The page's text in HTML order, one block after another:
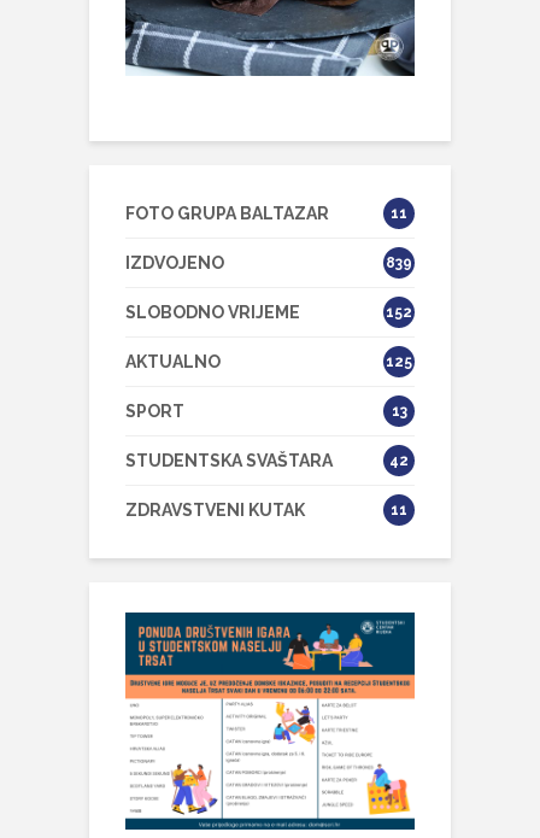
FOTO GRUPA BALTAZAR 11
IZDVOJENO 839
SLOBODNO VRIJEME 152
AKTUALNO 125
SPORT 13
STUDENTSKA SVAŠTARA 42
ZDRAVSTVENI KUTAK 11